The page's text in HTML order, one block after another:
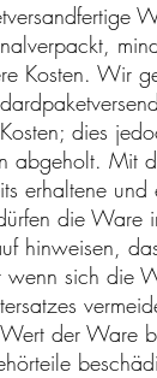
Kosten. Wir
dies
abgeholt. Mit
erhaltene
die Ware
hinweisen,
wenn sich die
der Ware